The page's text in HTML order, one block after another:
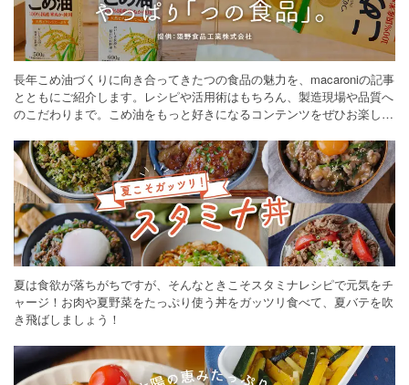
長年こめ油づくりに向き合ってきたつの食品の魅力を、macaroniの記事
とともにご紹介します。レシピや活用術はもちろん、製造現場や品質へ
のこだわりまで。こめ油をもっと好きになるコンテンツをぜひお楽しみ
夏は食欲が落ちがちですが、そんなときこそスタミナレシピで元気をチ
ャージ！お肉や夏野菜をたっぷり使う丼をガッツリ食べて、夏バテを吹
き飛ばしましょう！